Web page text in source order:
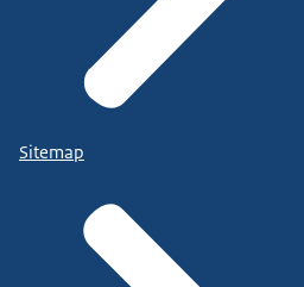
Sitemap